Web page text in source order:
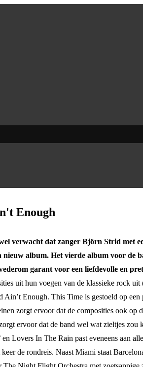
Enough
verwacht dat zanger Björn Strid met
album. Het vierde album voor de
garant voor een liefdevolle en
uit hun voegen van de klassieke rock
Enough. This Time is gestoeld op
zorgt ervoor dat de composities ook op
ervoor dat de band wel wat zieltjes
Lovers In The Rain past eveneens aan
de rondreis. Naast Miami staat